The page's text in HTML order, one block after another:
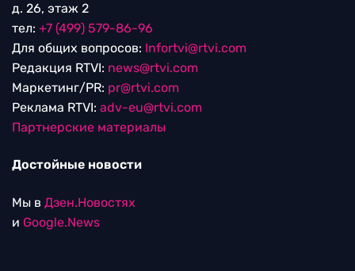
д. 26, этаж 2
тел: +7 (499) 579-86-96
Для общих вопросов: Infortvi@rtvi.com
Редакция RTVI: news@rtvi.com
Маркетинг/PR: pr@rtvi.com
Реклама RTVI: adv-eu@rtvi.com
Партнерские материалы
Достойные новости
Мы в Дзен.Новостях
и Google.News